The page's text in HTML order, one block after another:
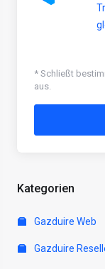
Kategorien
Gazduire Web
Gazduire
* Schließt
aus.